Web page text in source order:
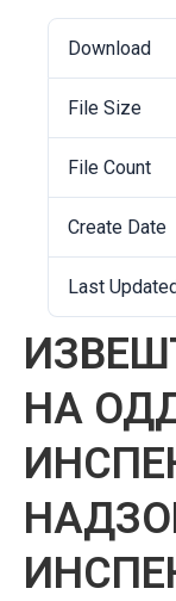
Download
File Size
File Count
Create Date
Last Updated
НА